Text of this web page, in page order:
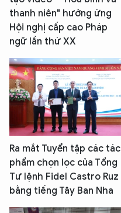
thanh niên" hưởng ứng
Hội nghị cấp cao Pháp
ngữ lần thứ XX
Ra mắt Tuyển tập các tác
phẩm chọn lọc của Tổng
Tư lệnh Fidel Castro Ruz
bằng tiếng Tây Ban Nha